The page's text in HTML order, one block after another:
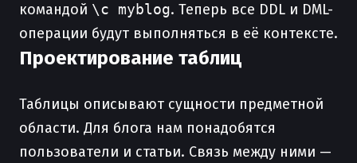
командой \c myblog. Теперь все DDL и DML-
операции будут выполняться в её контексте.
Проектирование таблиц
Таблицы описывают сущности предметной
области. Для блога нам понадобятся
пользователи и статьи. Связь между ними —